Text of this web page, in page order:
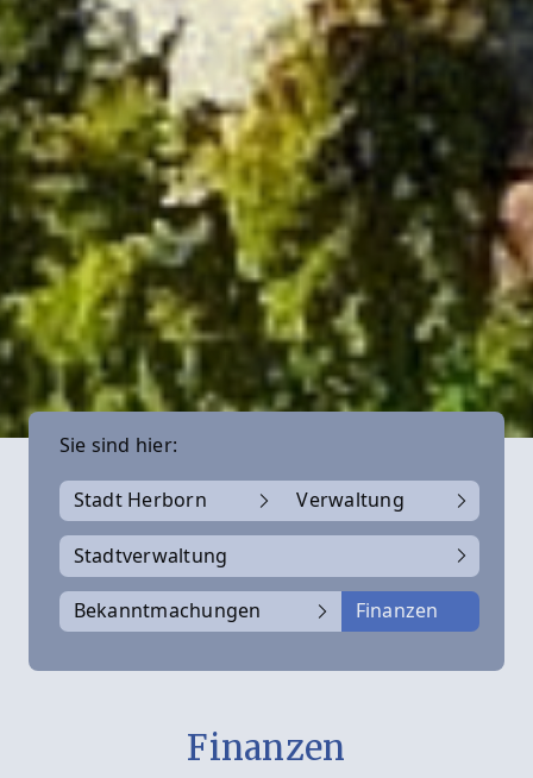
Sie sind hier:
Stadt Herborn Verwaltung
Stadtverwaltung
Bekanntmachungen Finanzen
Finanzen